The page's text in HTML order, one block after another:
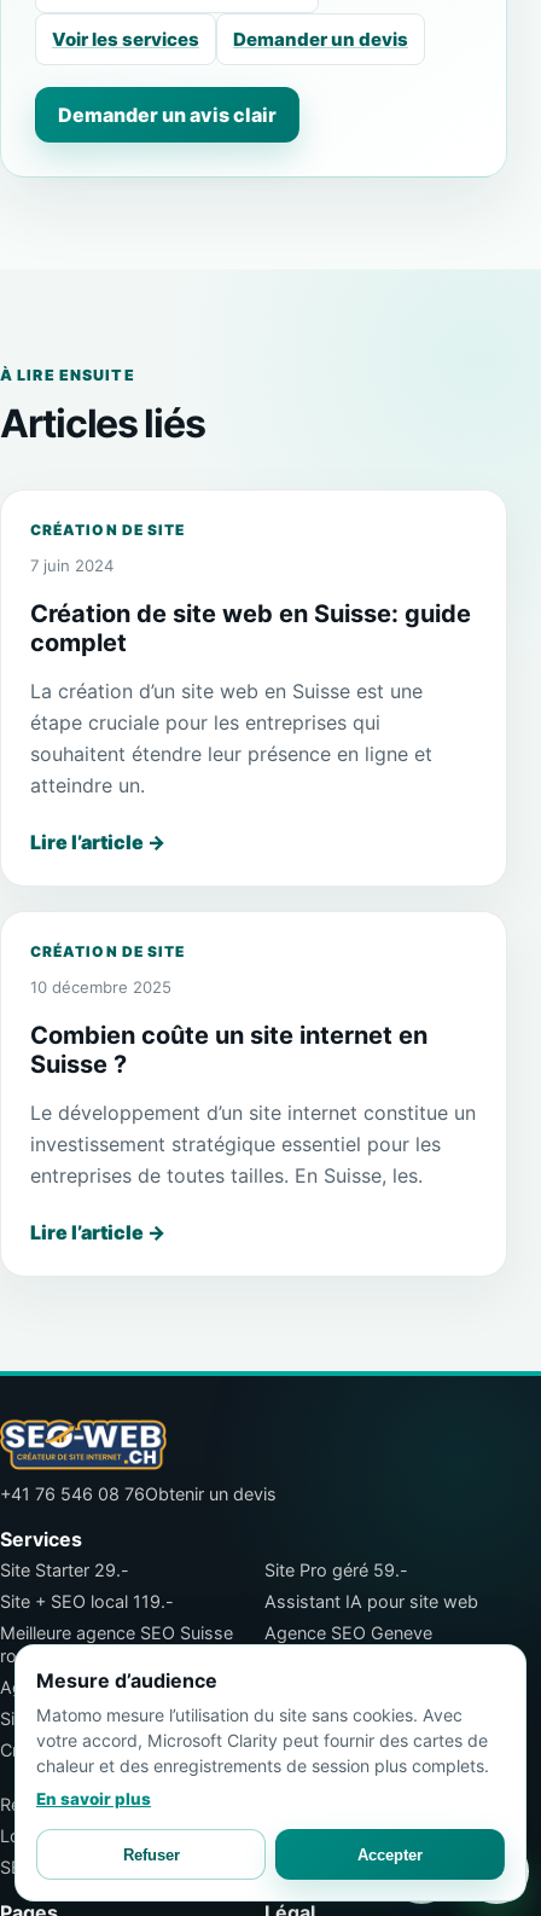
Voir les services Demander un devis
Demander un avis clair
À LIRE ENSUITE
Articles liés
CRÉATION DE SITE
7 juin 2024
Création de site web en Suisse: guide
complet
La création d’un site web en Suisse est une
étape cruciale pour les entreprises qui
souhaitent étendre leur présence en ligne et
atteindre un.
Lire l’article →
CRÉATION DE SITE
10 décembre 2025
Combien coûte un site internet en
Suisse ?
Le développement d’un site internet constitue un
investissement stratégique essentiel pour les
entreprises de toutes tailles. En Suisse, les.
Lire l’article →
+41 76 546 08 76Obtenir un devis
Services
Site Starter 29.-
Site Pro géré 59.-
Site + SEO local 119.-
Assistant IA pour site web
Meilleure agence SEO Suisse
romande
Agence SEO Geneve
Agence SEO Lausanne
Site pour blanchisserie
Devis site internet
Création site internet Genève
Création site internet
Lausanne
Référencement site web
Logo Genève
Logo Lausanne
SEO Suisse romande
Analyse site SEO
Mesure d’audience
Matomo mesure l’utilisation du site sans cookies. Avec
votre accord, Microsoft Clarity peut fournir des cartes de
chaleur et des enregistrements de session plus complets.
En savoir plus
Refuser Accepter